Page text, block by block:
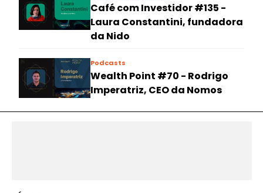
Café com Investidor #135 -
Laura Constantini, fundadora
da Nido
Podcasts
Wealth Point #70 - Rodrigo
Imperatriz, CEO da Nomos